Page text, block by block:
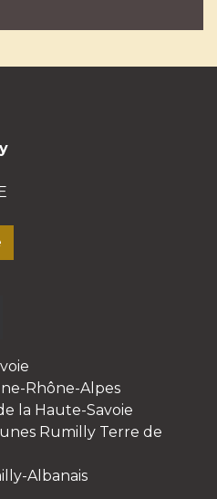
Rhône-Alpes
la Haute-Savoie
Rumilly Terre de
Albanais